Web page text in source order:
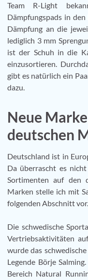
Team R-Light
Dämpfungspads in
Dämpfung an die
lediglich 3 mm
ist der Schuh in die
einzusortieren.
gibt es natürlich ein
dazu.
Neue
deutschen
Deutschland ist in
Da überrascht es
Sortimenten auf den
Marken stelle ich mit
folgenden Abschnitt vor.
Die schwedische
Vertriebsaktivitäten
wurde das
Legende Börje
Bereich Natural